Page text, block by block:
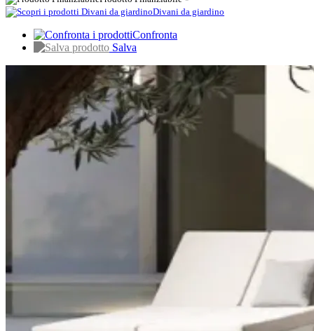
Divani da giardino
Confronta
Salva